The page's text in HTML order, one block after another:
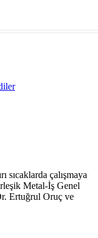
sıcaklarda çalışmaya
Metal-İş Genel
Ertuğrul Oruç ve